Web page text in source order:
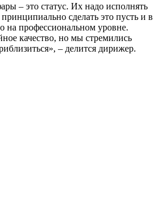
– это статус. Их надо исполнять
сделать это пусть и в
на профессиональном уровне.
качество, но мы стремились
– делится дирижер.